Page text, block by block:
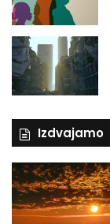
Izdvajamo